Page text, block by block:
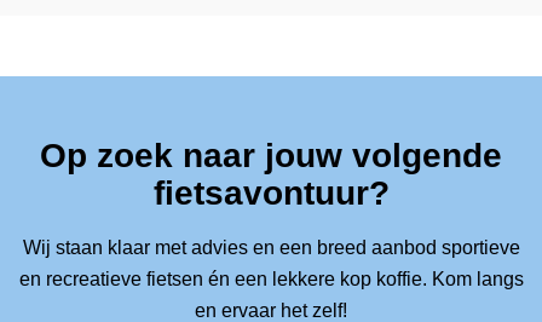
Op zoek naar jouw volgende
fietsavontuur?
Wij staan klaar met advies en een breed aanbod sportieve
en recreatieve fietsen én een lekkere kop koffie. Kom langs
en ervaar het zelf!